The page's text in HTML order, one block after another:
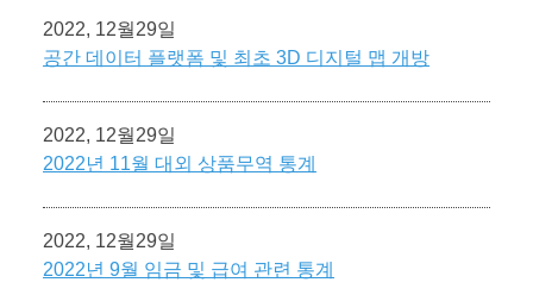
2022, 12월29일
공간 데이터 플랫폼 및 최초 3D 디지털 맵 개방
2022, 12월29일
2022년 11월 대외 상품무역 통계
2022, 12월29일
2022년 9월 임금 및 급여 관련 통계